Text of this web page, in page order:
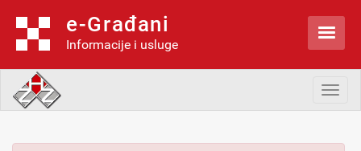
e-Građani
Informacije i usluge 
Toggle